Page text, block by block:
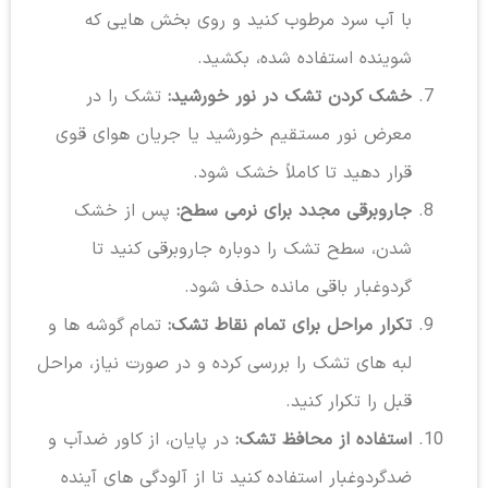
با آب سرد مرطوب کنید و روی بخش هایی که
شوینده استفاده شده، بکشید.
خشک کردن تشک در نور خورشید:تشک را در
معرض نور مستقیم خورشید یا جریان هوای قوی
قرار دهید تا کاملاً خشک شود.
جاروبرقی مجدد برای نرمی سطح:پس از خشک
شدن، سطح تشک را دوباره جاروبرقی کنید تا
گردوغبار باقی مانده حذف شود.
تکرار مراحل برای تمام نقاط تشک:تمام گوشه ها و
لبه های تشک را بررسی کرده و در صورت نیاز، مراحل
قبل را تکرار کنید.
استفاده از محافظ تشک:در پایان، از کاور ضدآب و
ضدگردوغبار استفاده کنید تا از آلودگی های آینده